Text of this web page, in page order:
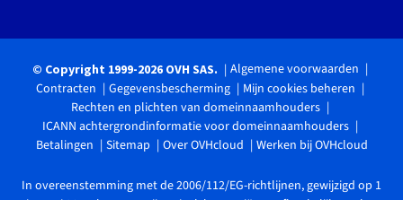
© Copyright 1999-2026 OVH SAS.
Algemene voorwaarden
Contracten
Gegevensbescherming
Mijn cookies beheren
Rechten en plichten van domeinnaamhouders
ICANN achtergrondinformatie voor domeinnaamhouders
Betalingen
Sitemap Over OVHcloud Werken bij OVHcloud
In overeenstemming met de 2006/112/EG-richtlijnen, gewijzigd op 1